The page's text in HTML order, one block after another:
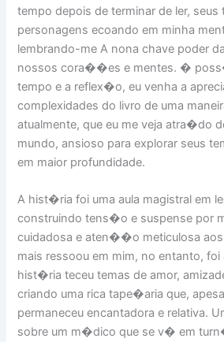
tempo depois de terminar de ler,
personagens ecoando em minha
lembrando-me A nona chave poder
nossos cora��es e mentes. �
tempo e a reflex�o, eu venha a
complexidades do livro de uma
atualmente, que eu me veja atra�do
mundo, ansioso para explorar seus
em maior profundidade.
A hist�ria foi uma aula magistral em
construindo tens�o e suspense por
cuidadosa e aten��o meticulosa aos
mais ressoou em mim, no entanto, foi
hist�ria teceu temas de amor,
criando uma rica tape�aria que,
permaneceu encantadora e relativa.
sobre um m�dico que se v� em